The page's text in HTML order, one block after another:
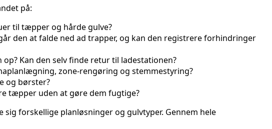
på:
til tæpper og hårde gulve?
den at falde ned ad trapper, og kan den registrere forhindringer
Kan den selv finde retur til ladestationen?
zone-rengøring og stemmestyring?
og børster?
tæpper uden at gøre dem fugtige?
forskellige planløsninger og gulvtyper. Gennem hele